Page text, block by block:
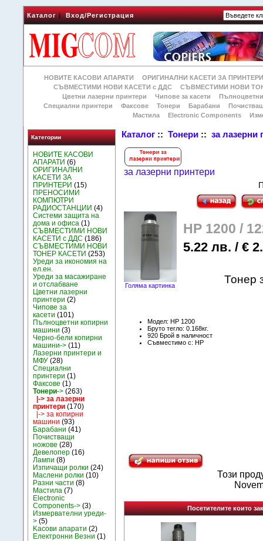
Каталог|Вход/Регистрация
НОВИТЕ КАСОВИ АПАРАТИ
ОРИГИНАЛНИ КАСЕТИ ЗА
СЪВМЕСТИМИ НОВИ КАСЕТИ с ДДС
СЪВМЕСТИМИ НОВИ
Цветни лазерни принтери
Чипове за касети
Специални принтери
Факсове Тонери Барабани
Мастила
Electronic Components
Категории
НОВИТЕ КАСОВИ
АПАРАТИ (6)
ОРИГИНАЛНИ
КАСЕТИ ЗА
ПРИНТЕРИ (15)
ПРЕНОСИМИ
КОМПЮТРИ
РАДИОСТАНЦИИ (4)
Системи защита на
дома и офиса (1)
СЪВМЕСТИМИ НОВИ
КАСЕТИ с ДДС (186)
СЪВМЕСТИМИ НОВИ
ТОНЕР КАСЕТИ (253)
Уреди за икономия на
ел.ен.
Уреди за масажиране
и отслабване
Цветни лазерни
принтери (2)
Чипове за
касети (101)
Пълноцветни копирни
машини (3)
Черно-бели копирни
машини-> (11)
Лазерни принтери и
МФУ (28)
Специални
принтери (1)
Факсове (1)
Тонери-> (263)
|-> за лазерни
принтери (170)
|-> за копирни
машини (93)
Барабани (41)
Почистващи
ножове (28)
Девелопер (16)
Лампи (8)
Изпичащи ролки (24)
Маслени ролки (10)
Разни части (8)
Мастила (7)
Electronic
Components-> (3)
Измервателни уреди-
> (5)
Kасови апарати (2)
Електронни Везни (1)
Каталог ::Тонери ::за лазерни
за лазерни принтери
Голяма картинка
HP 1200 /
5.22 лв. / €
Тонер
Модел: HP 1200
Бруто тегло: 0.168кг.
920 Брой в наличност
Съвместимо с: HP
Този
Посетителите които